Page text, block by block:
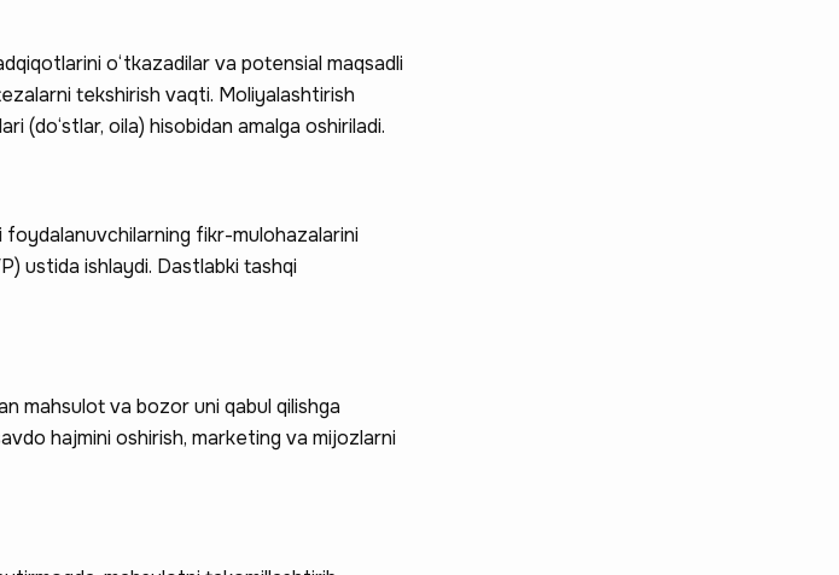
o‘tkazadilar va potensial maqsadli
tekshirish vaqti. Moliyalashtirish
(do‘stlar, oila) hisobidan amalga oshiriladi.
fikr-mulohazalarini
ustida ishlaydi. Dastlabki tashqi
mahsulot va bozor uni qabul qilishga
hajmini oshirish, marketing va mijozlarni